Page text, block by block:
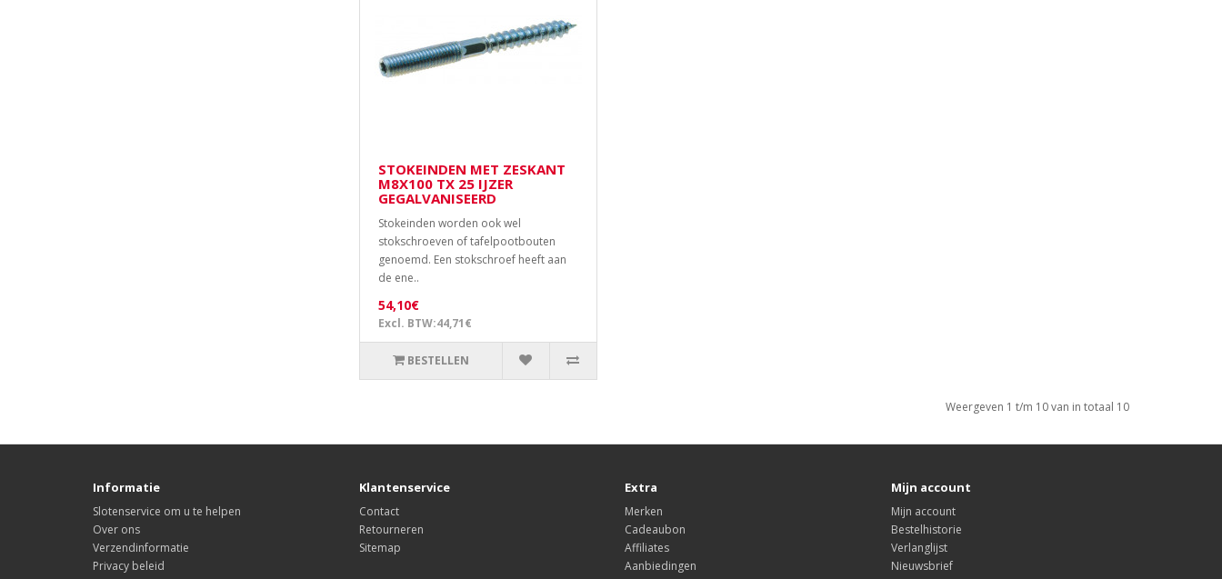
STOKEINDEN MET ZESKANT
M8X100 TX 25 IJZER
GEGALVANISEERD
Stokeinden worden ook wel
stokschroeven of tafelpootbouten
genoemd. Een stokschroef heeft aan
de ene..
54,10€
Excl. BTW:44,71€
BESTELLEN
Weergeven 1 t/m 10 van in totaal 10
Informatie
Slotenservice om u te helpen
Over ons
Verzendinformatie
Privacy beleid
Klantenservice
Contact
Retourneren
Sitemap
Extra
Merken
Cadeaubon
Affiliates
Aanbiedingen
Mijn account
Mijn account
Bestelhistorie
Verlanglijst
Nieuwsbrief